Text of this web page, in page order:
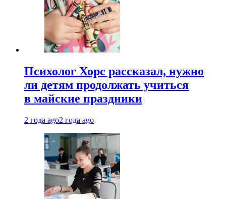
Психолог Хорс рассказал, нужно
ли детям продолжать учиться
в майские праздники
2 года ago2 года ago